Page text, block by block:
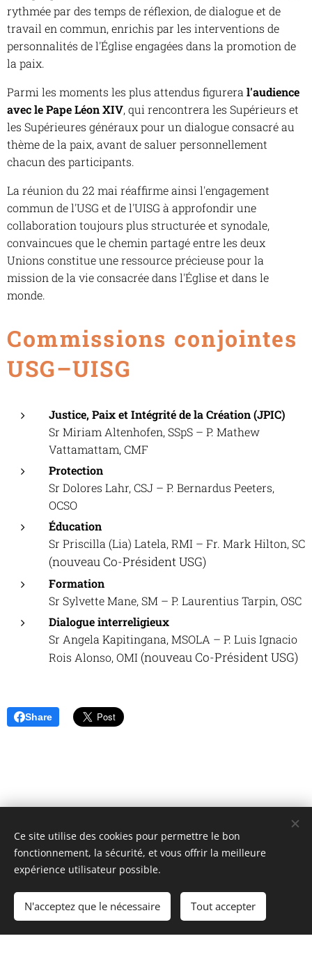
rythmée par des temps de réflexion, de dialogue et de
travail en commun, enrichis par les interventions de
personnalités de l'Église engagées dans la promotion de
la paix.
Parmi les moments les plus attendus figurera l'audience
avec le Pape Léon XIV, qui rencontrera les Supérieurs et
les Supérieures généraux pour un dialogue consacré au
thème de la paix, avant de saluer personnellement
chacun des participants.
La réunion du 22 mai réaffirme ainsi l'engagement
commun de l'USG et de l'UISG à approfondir une
collaboration toujours plus structurée et synodale,
convaincues que le chemin partagé entre les deux
Unions constitue une ressource précieuse pour la
mission de la vie consacrée dans l'Église et dans le
monde.
Commissions conjointes
USG–UISG
Justice, Paix et Intégrité de la Création (JPIC)
Sr Miriam Altenhofen, SSpS – P. Mathew
Vattamattam, CMF
Protection
Sr Dolores Lahr, CSJ – P. Bernardus Peeters,
OCSO
Éducation
Sr Priscilla (Lia) Latela, RMI – Fr. Mark Hilton, SC
(nouveau Co-Président USG)
Formation
Sr Sylvette Mane, SM – P. Laurentius Tarpin, OSC
Dialogue interreligieux
Sr Angela Kapitingana, MSOLA – P. Luis Ignacio
Rois Alonso, OMI (nouveau Co-Président USG)
Share
Unione Superiori Generali - Via dei Penitenzieri 19 -00193 ROMA
Cookies
Langues
Italiano
English Français Español
Ce site utilise des cookies pour permettre le bon
fonctionnement, la sécurité, et vous offrir la meilleure
expérience utilisateur possible.
N'acceptez que le nécessaire Tout accepter